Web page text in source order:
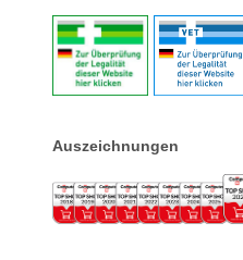
Auszeichnungen